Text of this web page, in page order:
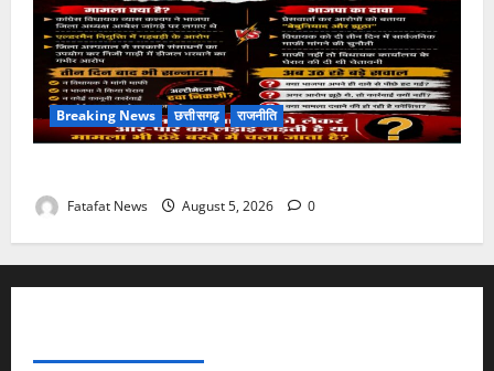
Breaking News छत्तीसगढ़ राजनीति
Fatafat News August 5, 2026 0